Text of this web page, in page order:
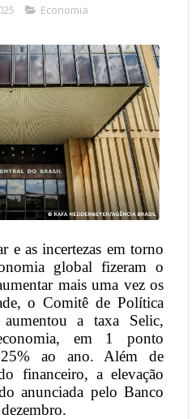
Economia
e as incertezas em torno
global fizeram o
mais uma vez os
o Comitê de Política
a taxa Selic,
em 1 ponto
ao ano. Além de
financeiro, a elevação
anunciada pelo Banco